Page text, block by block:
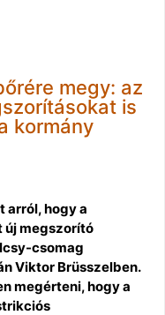
megy: az
is
kormány
arról, hogy a
új megszorító
csomag
Viktor Brüsszelben.
megérteni, hogy a